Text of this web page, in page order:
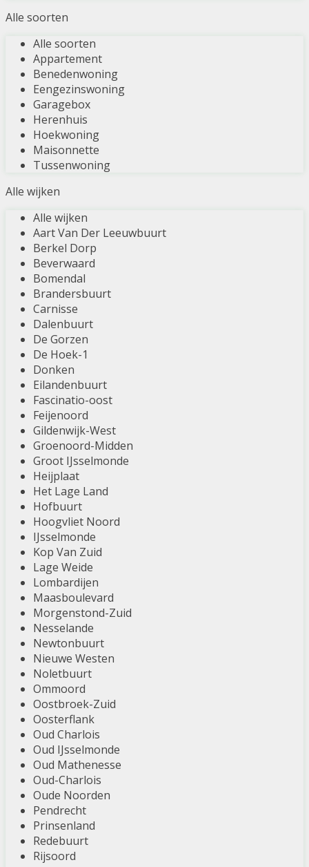
Alle soorten
Alle soorten
Appartement
Benedenwoning
Eengezinswoning
Garagebox
Herenhuis
Hoekwoning
Maisonnette
Tussenwoning
Alle wijken
Alle wijken
Aart Van Der Leeuwbuurt
Berkel Dorp
Beverwaard
Bomendal
Brandersbuurt
Carnisse
Dalenbuurt
De Gorzen
De Hoek-1
Donken
Eilandenbuurt
Fascinatio-oost
Feijenoord
Gildenwijk-West
Groenoord-Midden
Groot IJsselmonde
Heijplaat
Het Lage Land
Hofbuurt
Hoogvliet Noord
IJsselmonde
Kop Van Zuid
Lage Weide
Lombardijen
Maasboulevard
Morgenstond-Zuid
Nesselande
Newtonbuurt
Nieuwe Westen
Noletbuurt
Ommoord
Oostbroek-Zuid
Oosterflank
Oud Charlois
Oud IJsselmonde
Oud Mathenesse
Oud-Charlois
Oude Noorden
Pendrecht
Prinsenland
Redebuurt
Rijsoord